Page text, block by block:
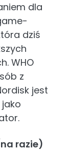
dla
dziś
WHO
z
jest
razie)